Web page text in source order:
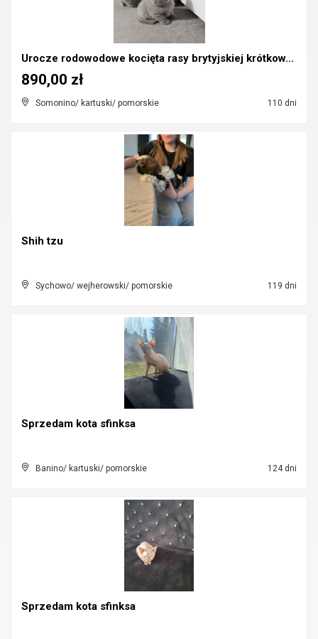
Urocze rodowodowe kocięta rasy brytyjskiej krótkow...
Somonino/ kartuski/ pomorskie 110 dni
890,00 zł
Shih tzu
Sychowo/ wejherowski/ pomorskie 119 dni
Sprzedam kota sfinksa
Banino/ kartuski/ pomorskie 124 dni
Sprzedam kota sfinksa